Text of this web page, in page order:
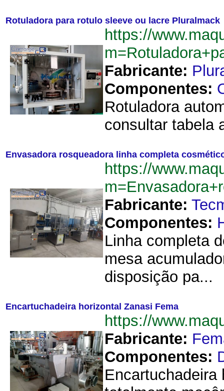
Rotuladora para rotulo sleeve ou lacre Pluralmack
https://
Fabricante:
Componentes:
Rotuladora
consultar tabela
Envasadora rosqueadora linha completa
https://
Fabricante:
Componentes:
Linha completa
mesa
disposição pa...
Encartuchadeira horizontal Zanasi Fema
https://
Fabricante:
Componentes: